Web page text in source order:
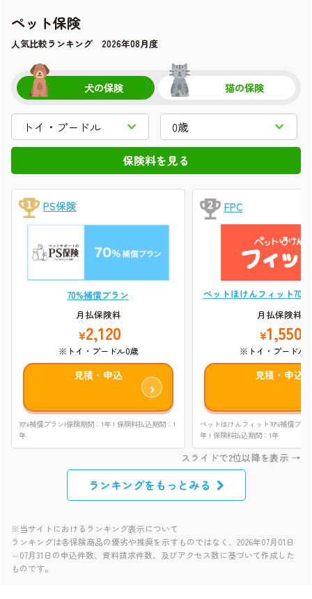
ペット保険
人気比較ランキング 2026年08月度
犬の保険 猫の保険
PS保険
70%補償プラン
月払保険料
¥2,120
※トイ・プードル0歳
見積・申込
70%補償プラン|保険期間：1年 | 保険料払込期間：1
年
FPC
ペットほけんフィット
月払保険料
¥1,550
※トイ・プードル
見積・申込
ペットほけんフィット70%補償プラ
年 | 保険料払込期間：1年
ランキングをもっとみる
※当サイトにおけるランキング表示について
ランキングは各保険商品の優劣や推奨を示すものではなく、2026年07月01日
～07月31日の申込件数、資料請求件数、及びアクセス数に基づいて作成した
ものです。